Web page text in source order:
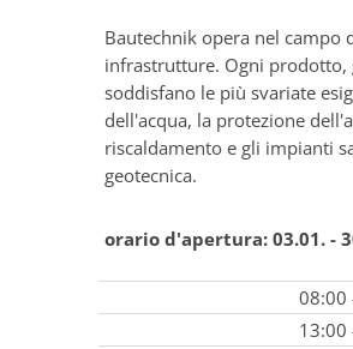
Bautechnik opera nel campo
infrastrutture. Ogni prodotto,
soddisfano le più svariate
dell'acqua, la protezione
riscaldamento e gli impianti
geotecnica.
orario d'apertura: 03.01. -
08:00
13:00